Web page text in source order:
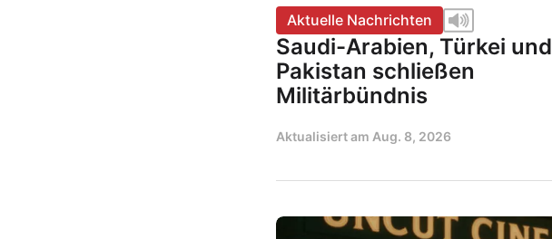
Aktuelle Nachrichten
Saudi-Arabien, Türkei und
Pakistan schließen
Militärbündnis
Aktualisiert am Aug. 8, 2026